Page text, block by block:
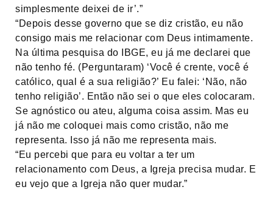
simplesmente deixei de ir’.”
“Depois desse governo que se diz cristão, eu não
consigo mais me relacionar com Deus intimamente.
Na última pesquisa do IBGE, eu já me declarei que
não tenho fé. (Perguntaram) ‘Você é crente, você é
católico, qual é a sua religião?’ Eu falei: ‘Não, não
tenho religião’. Então não sei o que eles colocaram.
Se agnóstico ou ateu, alguma coisa assim. Mas eu
já não me coloquei mais como cristão, não me
representa. Isso já não me representa mais.
“Eu percebi que para eu voltar a ter um
relacionamento com Deus, a Igreja precisa mudar. E
eu vejo que a Igreja não quer mudar.”